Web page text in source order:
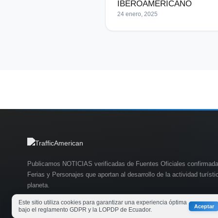
IBEROAMERICANO
24 enero, 2025
Publicamos NOTICIAS verificadas de Fuentes Oficiales
Ferias y Personajes que aportan al desarrollo de la actividad
planeta.
Este sitio utiliza cookies para garantizar una experiencia óptima
bajo el reglamento GDPR y la LOPDP de Ecuador.
Aceptar